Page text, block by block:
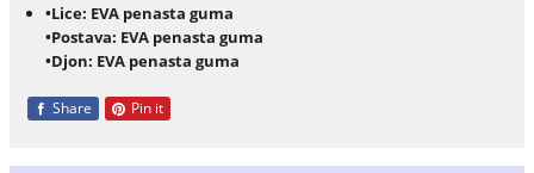
•Lice: EVA penasta guma
•Postava: EVA penasta guma
•Djon: EVA penasta guma
Share Pin it